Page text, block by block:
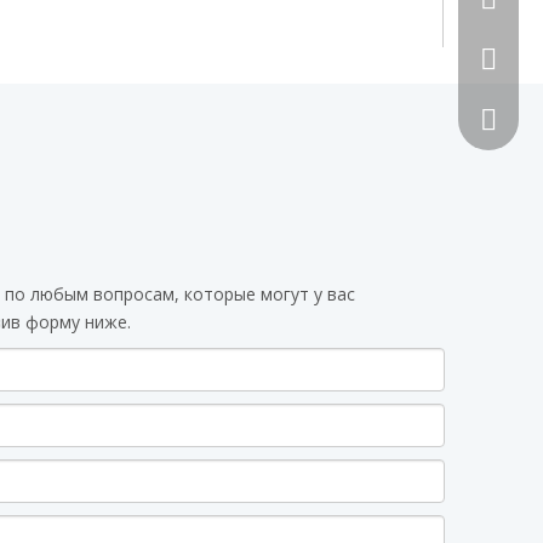
любым вопросам, которые могут у вас
форму ниже.